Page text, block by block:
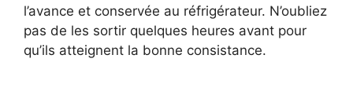
l’avance et conservée au réfrigérateur. N’oubliez
pas de les sortir quelques heures avant pour
qu’ils atteignent la bonne consistance.